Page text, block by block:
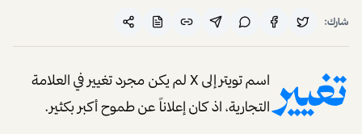
شارك:
تغيير
اسم تويتر إلى X لم يكن مجرد تغيير في العلامة
التجارية، اذ كان إعلاناً عن طموح أكبر بكثير.